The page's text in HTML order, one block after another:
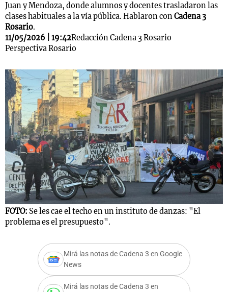
Juan y Mendoza, donde alumnos y docentes trasladaron las
clases habituales a la vía pública. Hablaron conCadena 3
Rosario.
11/05/2026 | 19:42Redacción Cadena 3 Rosario
Perspectiva Rosario
FOTO: Se les cae el techo en un instituto de danzas: "El
problema es el presupuesto".
Mirá las notas de Cadena 3 en Google
News
Mirá las notas de Cadena 3 en
Notas
Mundial 2026
Notas
La Sole en
Cadena 3